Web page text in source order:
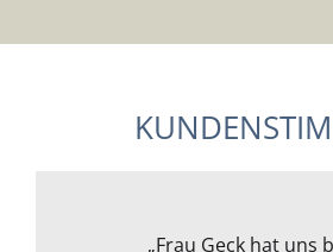
„Frau Geck hat uns
„Wir wollten ein
„Ich war erst unsicher,
Frau Geck hat für uns
„Meine Frau und ich